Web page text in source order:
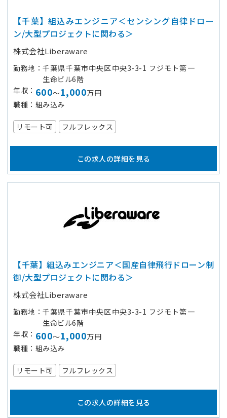
【千葉】組込みエンジニア＜センシング自律ドロー
ン/大型プロジェクトに関わる＞
株式会社Liberaware
勤務地
千葉県千葉市中央区中央3-3-1 フジモト第一
生命ビル6階
年収
600～1,000万円
職種
組み込み
リモート可 フルフレックス
この求人の詳細を見る
【千葉】組込みエンジニア＜国産自律飛行ドローン制
御/大型プロジェクトに関わる＞
株式会社Liberaware
勤務地
千葉県千葉市中央区中央3-3-1 フジモト第一
生命ビル6階
年収
600～1,000万円
職種
組み込み
リモート可 フルフレックス
この求人の詳細を見る